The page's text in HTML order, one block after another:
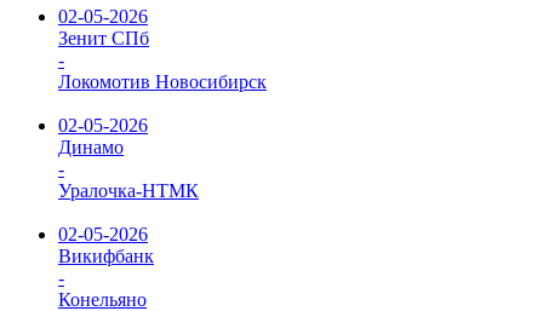
02-05-2026
Зенит СПб
-
Локомотив Новосибирск
02-05-2026
Динамо
-
Уралочка-НТМК
02-05-2026
Викифбанк
-
Конельяно